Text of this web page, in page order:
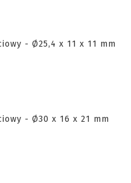
- Ø25,4 x 11 x 11 mm
- Ø30 x 16 x 21 mm